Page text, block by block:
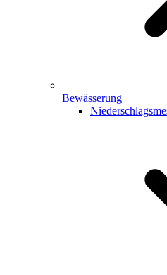
Bewässerung